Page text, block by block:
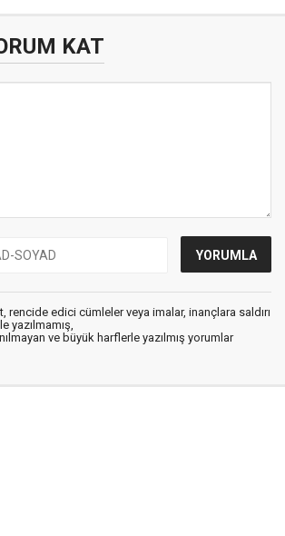
KAT
rencide edici cümleler veya imalar, inançlara saldırı
yazılmamış,
ve büyük harflerle yazılmış yorumlar